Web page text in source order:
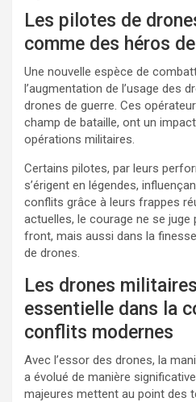
Les pilotes de
comme des héros
Une nouvelle espèce de
l’augmentation de l’usage des
drones de guerre. Ces
champ de bataille, ont un
opérations militaires.
Certains pilotes, par leurs
s’érigent en légendes,
conflits grâce à leurs frappes
actuelles, le courage ne se juge
front, mais aussi dans la
de drones.
Les drones
essentielle dans la
conflits modernes
Avec l’essor des drones, la
a évolué de manière
majeures mettent au point des